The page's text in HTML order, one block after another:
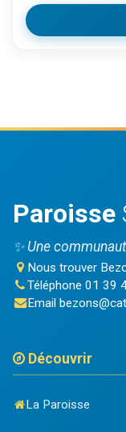
Paroisse
✨ Une
Nous trouver
Téléphone 01 39
Email
Découvrir
La Paroisse